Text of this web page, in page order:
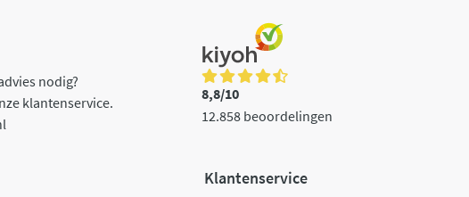
nodig?
klantenservice.
8,8/10
12.858 beoordelingen
Klantenservice